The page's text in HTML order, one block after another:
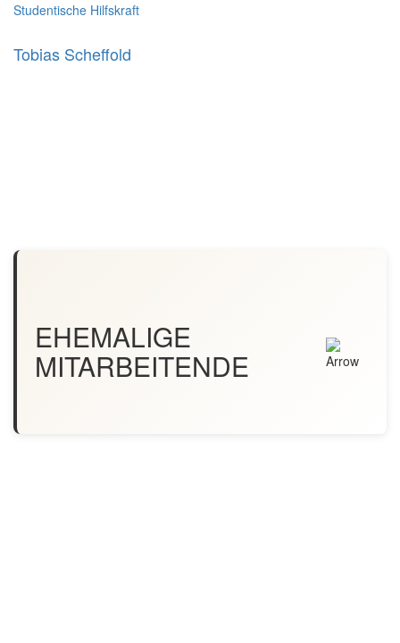
Studentische Hilfskraft
Tobias Scheffold
EHEMALIGE
MITARBEITENDE